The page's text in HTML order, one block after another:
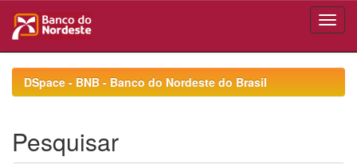
navigationDSpace - BNB - Banco do Nordeste do Brasil
Pesquisar